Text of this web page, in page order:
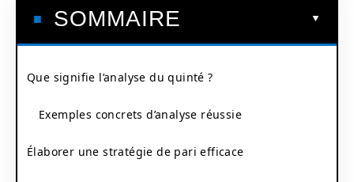
SOMMAIRE
Que signifie l’analyse du quinté ?
Exemples concrets d’analyse réussie
Élaborer une stratégie de pari efficace